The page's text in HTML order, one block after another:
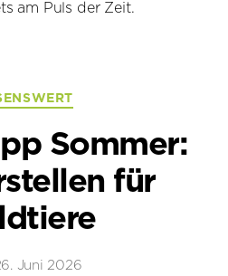
am Puls der Zeit.
Kategorien
Sommer:
für
Juni 2026